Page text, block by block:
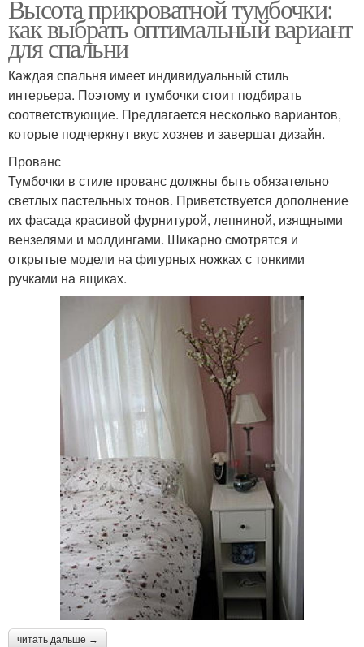
Высота прикроватной тумбочки:
как выбрать оптимальный вариант
для спальни
Каждая спальня имеет индивидуальный стиль
интерьера. Поэтому и тумбочки стоит подбирать
соответствующие. Предлагается несколько вариантов,
которые подчеркнут вкус хозяев и завершат дизайн.
Прованс
Тумбочки в стиле прованс должны быть обязательно
светлых пастельных тонов. Приветствуется дополнение
их фасада красивой фурнитурой, лепниной, изящными
вензелями и молдингами. Шикарно смотрятся и
открытые модели на фигурных ножках с тонкими
ручками на ящиках.
читать дальше →